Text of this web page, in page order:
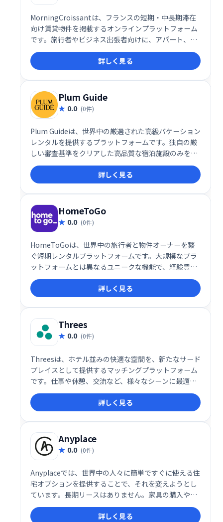
MorningCroissantは、フランスの短期・中長期滞在
向け賃貸物件を掲載するオンラインプラットフォーム
です。旅行者やビジネス出張者向けに、アパート、ス
タジオ、シェアハウスなど様々なタイプの物件を期間
に合わせて柔軟に選択できます。個人・法人問わず、
理想の滞在先を簡単に見つけられるサービスを提供し
ています。フランス滞在を計画中なら、ぜひ
MorningCroissantをご利用ください。
詳しく見る
Plum Guide
0.0 (0件)
Plum Guideは、世界中の厳選された高級バケーション
レンタルを提供するプラットフォームです。独自の厳
しい審査基準をクリアした高品質な宿泊施設のみを掲
載。信頼性と快適さを重視し、ハイクラスな旅行体験
を求める方におすすめです。安心して理想の滞在先を
見つけ、思い出に残る旅を満喫ください。
詳しく見る
HomeToGo
0.0 (0件)
HomeToGoは、世界中の旅行者と物件オーナーを繋
ぐ短期レンタルプラットフォームです。大規模なプラ
ットフォームとは異なるユニークな機能で、経験豊富
なホストから新規ホストまで幅広く対応。世界中の旅
行者へ物件をアピールし、短期レンタル市場での成功
をサポートします。他のプラットフォームにはない独
自のメリットで、物件オーナーにとって新たな収益機
会を提供します。
詳しく見る
Threes
0.0 (0件)
Threesは、ホテル並みの快適な空間を、新たなサード
プレイスとして提供するマッチングプラットフォーム
です。仕事や休憩、交流など、様々なシーンに最適な
空間を、あなたのニーズに合わせて見つけることがで
きます。多様な利用シーンに対応し、快適で生産性の
高い時間をサポートします。
詳しく見る
Anyplace
0.0 (0件)
Anyplaceでは、世界中の人々に簡単ですぐに使える住
宅オプションを提供することで、それを変えようとし
ています。長期リースはありません。家具の購入や移
動はありません。無限のスクリーニングプロセスはあ
りません。
詳しく見る